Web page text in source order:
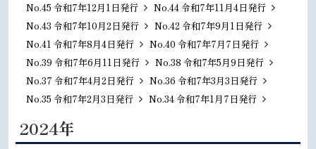
No.45 令和7年12月1日発行
No.44 令和7年11月4日発行
No.43 令和7年10月2日発行
No.42 令和7年9月1日発行
No.41 令和7年8月4日発行
No.40 令和7年7月7日発行
No.39 令和7年6月11日発行
No.38 令和7年5月9日発行
No.37 令和7年4月2日発行
No.36 令和7年3月3日発行
No.35 令和7年2月3日発行
No.34 令和7年1月7日発行
2024年